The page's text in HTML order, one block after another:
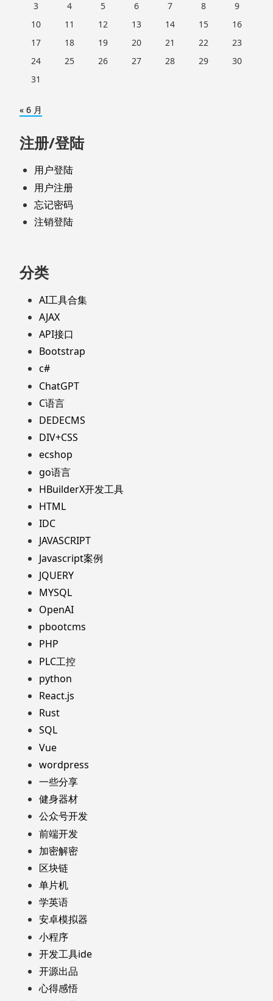
3 4 5 6 7 8
9
10
11 12 13 14 15
16
17
18 19 20 21 22
23
24
25 26 27 28 29
30
31
« 6 月
注册/登陆
用户登陆
用户注册
忘记密码
注销登陆
分类
AI工具合集
AJAX
API接口
Bootstrap
c#
ChatGPT
C语言
DEDECMS
DIV+CSS
ecshop
go语言
HBuilderX开发工具
HTML
IDC
JAVASCRIPT
Javascript案例
JQUERY
MYSQL
OpenAI
pbootcms
PHP
PLC工控
python
React.js
Rust
SQL
Vue
wordpress
一些分享
健身器材
公众号开发
前端开发
加密解密
区块链
单片机
学英语
安卓模拟器
小程序
开发工具ide
开源出品
心得感悟